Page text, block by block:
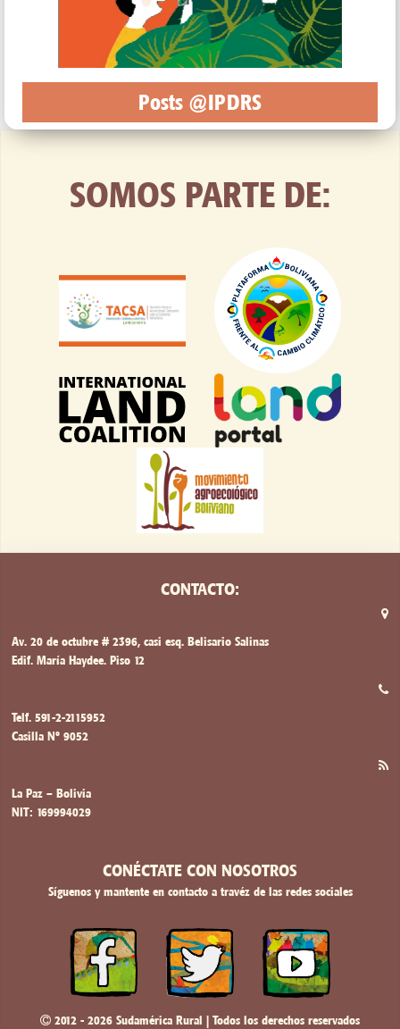
Posts @IPDRS
SOMOS PARTE DE:
CONTACTO:
Av. 20 de octubre # 2396, casi esq. Belisario Salinas
Edif. María Haydee. Piso 12
Telf. 591-2-2115952
Casilla Nº 9052
La Paz – Bolivia
NIT: 169994029
CONÉCTATE CON NOSOTROS
Síguenos y mantente en contacto a travéz de las redes sociales
2012 - 2026 Sudamérica Rural | Todos los derechos reservados